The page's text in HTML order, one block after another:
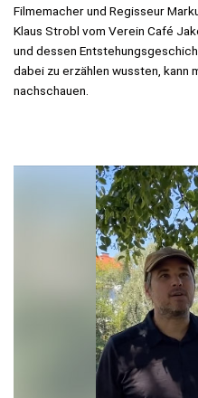
Filmemacher und Regisseur
Klaus Strobl vom Verein Café
und dessen
dabei zu erzählen wussten, kann
nachschauen.